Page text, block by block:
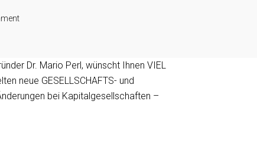
Dr. Mario Perl, wünscht Ihnen VIEL
neue GESELLSCHAFTS- und
bei Kapitalgesellschaften –